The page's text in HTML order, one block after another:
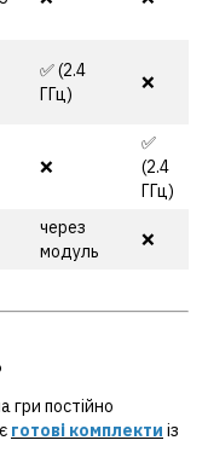
✅ (2.4
ГГц)
❌
❌
✅
(2.4
ГГц)
через
модуль
❌
гри постійно
готові комплекти із